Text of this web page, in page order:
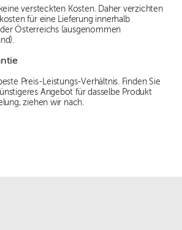
versteckten Kosten. Daher verzichten
für eine Lieferung innerhalb
Österreichs (ausgenommen
Preis-Leistungs-Verhältnis. Finden Sie
Angebot für dasselbe Produkt
ziehen wir nach.